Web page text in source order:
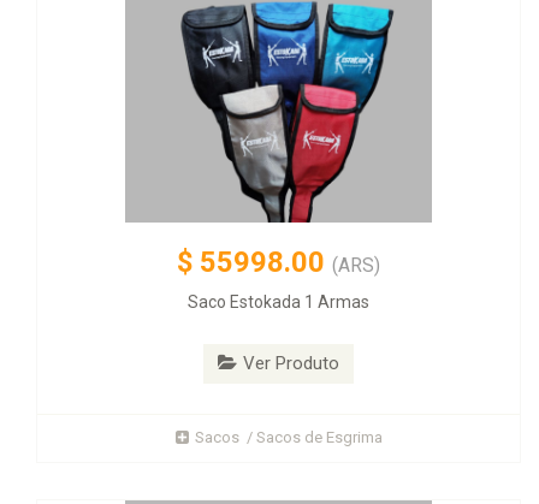
$ 55998.00 (ARS)
Saco Estokada 1 Armas
Ver Produto
Sacos / Sacos de Esgrima